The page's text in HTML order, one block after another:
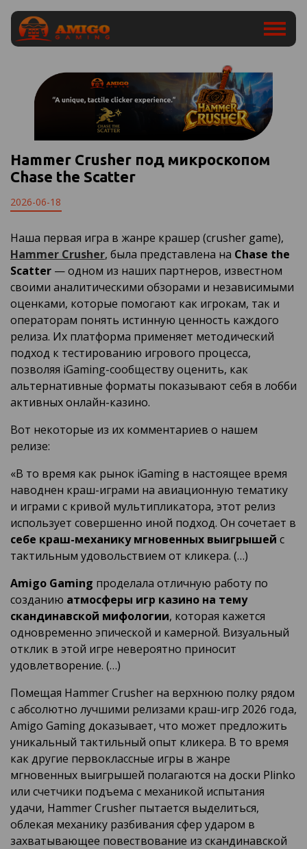
Hammer Crusher под микроскопом
Chase the Scatter
2026-06-18
Наша первая игра в жанре крашер (crusher game),
Hammer Crusher, была представлена на Chase the
Scatter — одном из наших партнеров, известном
своими аналитическими обзорами и независимыми
оценками, которые помогают как игрокам, так и
операторам понять истинную ценность каждого
релиза. Их платформа применяет методический
подход к тестированию игрового процесса,
позволяя iGaming-сообществу оценить, как
альтернативные форматы показывают себя в лобби
активных онлайн-казино.
Вот некоторые из их комментариев о нашем
релизе:
«В то время как рынок iGaming в настоящее время
наводнен краш-играми на авиационную тематику
и играми с кривой мультипликатора, этот релиз
использует совершенно иной подход. Он сочетает в
себе краш-механику мгновенных выигрышей с
тактильным удовольствием от кликера. (…)
Amigo Gaming проделала отличную работу по
созданию атмосферы игр казино на тему
скандинавской мифологии, которая кажется
одновременно эпической и камерной. Визуальный
отклик в этой игре невероятно приносит
удовлетворение. (…)
Помещая Hammer Crusher на верхнюю полку рядом
с абсолютно лучшими релизами краш-игр 2026 года,
Amigo Gaming доказывает, что может предложить
уникальный тактильный опыт кликера. В то время
как другие первоклассные игры в жанре
мгновенных выигрышей полагаются на доски Plinko
или счетчики подъема с механикой испытания
удачи, Hammer Crusher пытается выделиться,
облекая механику разбивания сфер ударом в
захватывающее повествование из скандинавской